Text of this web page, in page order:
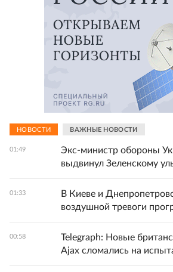
НОВОСТИ ВАЖНЫЕ НОВОСТИ
01:49
Экс-министр обороны
выдвинул Зеленскому
01:33
В Киеве и
воздушной тревоги
00:58
Telegraph: Новые
Ajax сломались на